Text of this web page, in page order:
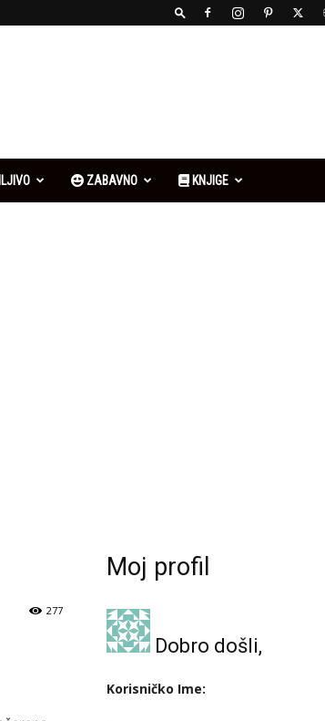
ZABAVNO KNJIGE
277
Moj profil
Dobro došli,
Korisničko Ime: